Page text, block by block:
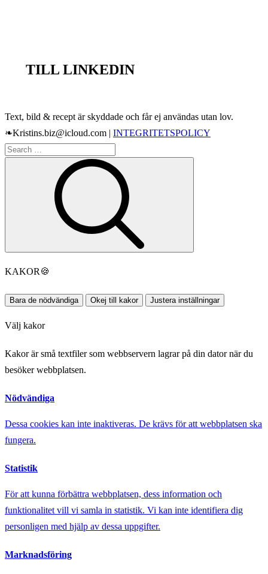
TILL LINKEDIN
Text, bild & recept är skyddade och får ej användas utan lov.
❧Kristins.biz@icloud.com | INTEGRITETSPOLICY
Search
KAKOR 🍪
Bara de nödvändiga Okej till kakor Justera inställningar
Välj kakor
Kakor är små textfiler som webbservern lagrar på din dator när du
besöker webbplatsen.
Nödvändiga
Dessa cookies kan inte inaktiveras. De krävs för att webbplatsen ska
fungera.
Statistik
För att kunna förbättra webbplatsen, dess information och
funktionalitet vill vi samla in statistik. Vi kan inte identifiera dig
personligen med hjälp av dessa uppgifter.
Marknadsföring